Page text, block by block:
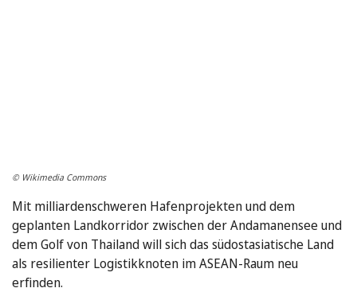
© Wikimedia Commons
Mit milliardenschweren Hafenprojekten und dem
geplanten Landkorridor zwischen der Andamanensee und
dem Golf von Thailand will sich das südostasiatische Land
als resilienter Logistikknoten im ASEAN-Raum neu
erfinden.